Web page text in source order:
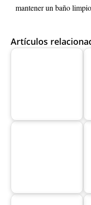
mantener un baño
Artículos